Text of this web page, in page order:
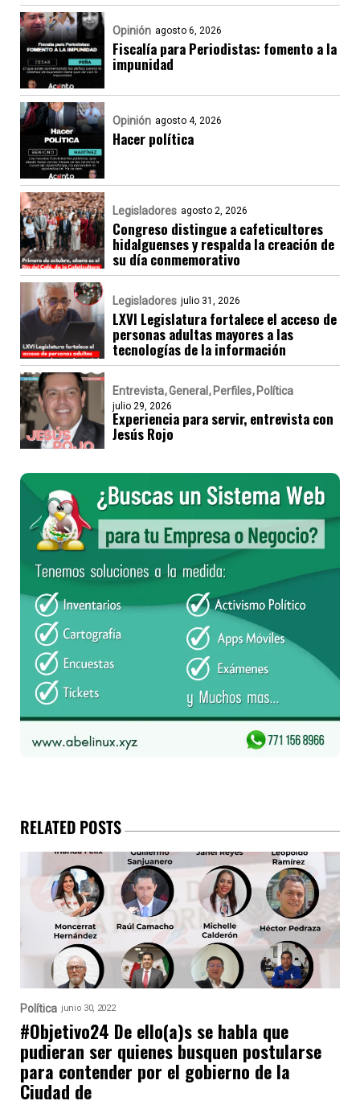
Opinión agosto 6, 2026
Fiscalía para Periodistas: fomento a la
impunidad
Opinión agosto 4, 2026
Hacer política
Legisladores agosto 2, 2026
Congreso distingue a cafeticultores
hidalguenses y respalda la creación de
su día conmemorativo
Legisladores julio 31, 2026
LXVI Legislatura fortalece el acceso de
personas adultas mayores a las
tecnologías de la información
Entrevista General Perfiles Política
julio 29, 2026
Experiencia para servir, entrevista con
Jesús Rojo
RELATED POSTS
Política junio 30, 2022
#Objetivo24 De ello(a)s se habla que
pudieran ser quienes busquen postularse
para contender por el gobierno de la
Ciudad de